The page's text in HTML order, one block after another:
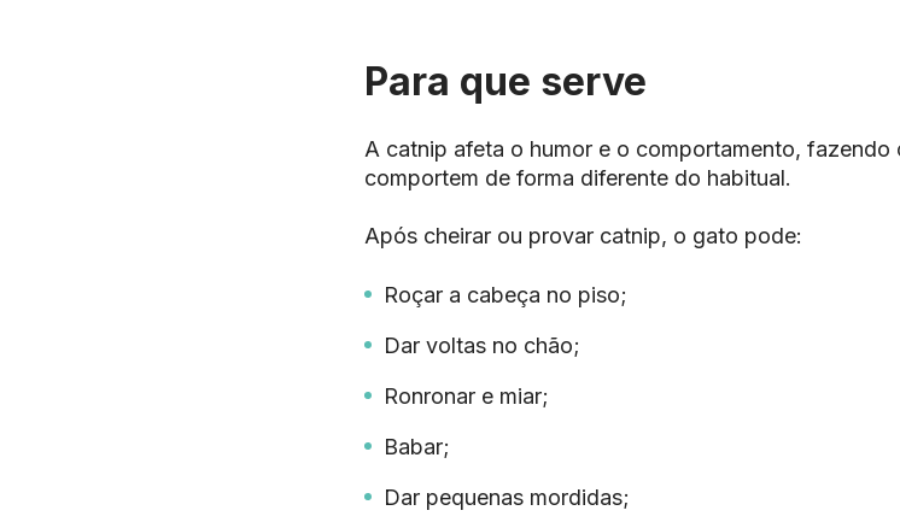
Para que serve
A catnip afeta o humor e o comportamento, fazendo
comportem de forma diferente do habitual.
Após cheirar ou provar catnip, o gato pode:
Roçar a cabeça no piso;
Dar voltas no chão;
Ronronar e miar;
Babar;
Dar pequenas mordidas;